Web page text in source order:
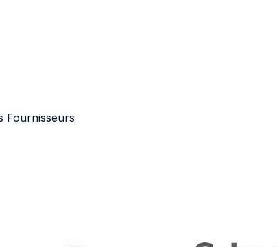
Fournisseurs